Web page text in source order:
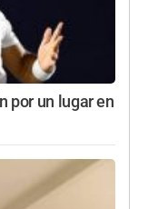
por un lugar en